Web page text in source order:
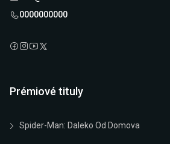
0000000000
Prémiové tituly
Spider-Man: Daleko Od Domova